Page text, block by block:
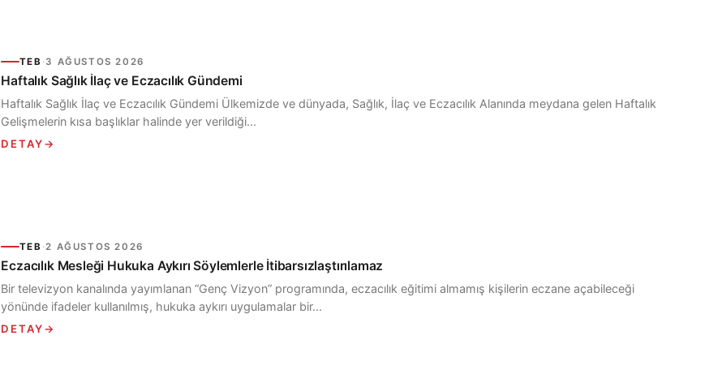
TEB ·3 AĞUSTOS 2026
Haftalık Sağlık İlaç ve Eczacılık Gündemi
Haftalık Sağlık İlaç ve Eczacılık Gündemi Ülkemizde ve dünyada, Sağlık, İlaç ve Eczacılık Alanında meydana gelen Haftalık
Gelişmelerin kısa başlıklar halinde yer verildiği...
DETAY→
TEB ·2 AĞUSTOS 2026
Eczacılık Mesleği Hukuka Aykırı Söylemlerle İtibarsızlaştırılamaz
Bir televizyon kanalında yayımlanan “Genç Vizyon” programında, eczacılık eğitimi almamış kişilerin eczane açabileceği
yönünde ifadeler kullanılmış, hukuka aykırı uygulamalar bir...
DETAY→